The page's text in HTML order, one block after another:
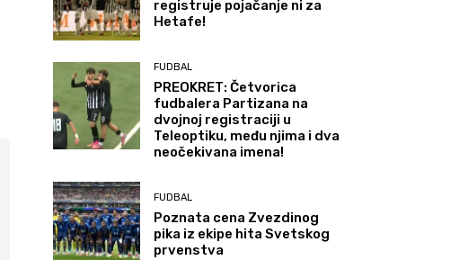
registruje pojačanje ni za
Hetafe!
FUDBAL
PREOKRET: Četvorica
fudbalera Partizana na
dvojnoj registraciji u
Teleoptiku, među njima i dva
neočekivana imena!
FUDBAL
Poznata cena Zvezdinog
pika iz ekipe hita Svetskog
prvenstva